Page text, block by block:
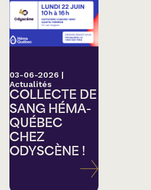
03-06-2026 |
Actualités
COLLECTE DE
SANG HÉMA-
QUÉBEC
CHEZ
ODYSCÈNE !